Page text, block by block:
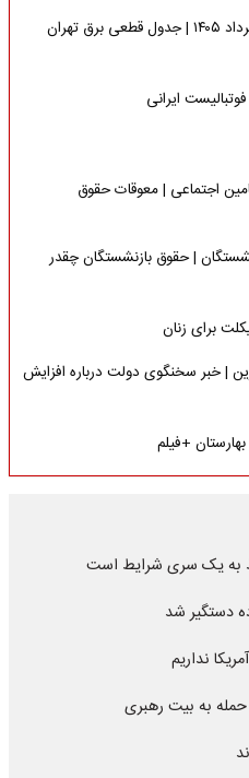
برنامه قطعی برق تهران یکشنبه ۱۸ مرداد ۱۴۰۵ | جدول قطعی برق تهران
ایرانی
اجتماعی | معوقات حقوق
| حقوق بازنشستگان چقدر
برای زنان
| خبر سخنگوی دولت درباره افزایش
+فیلم
به یک سری شرایط است
دستگیر شد
نداریم
به بیت رهبری